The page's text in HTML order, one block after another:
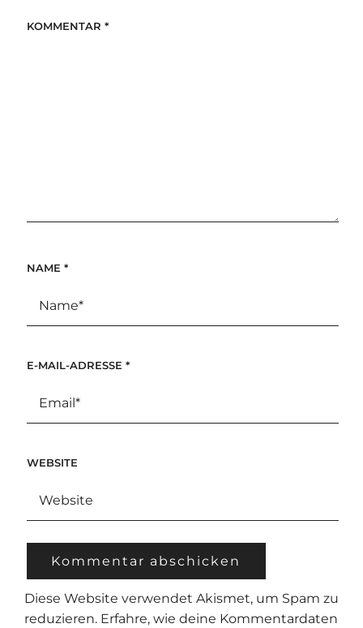
KOMMENTAR *
NAME *
E-MAIL-ADRESSE *
WEBSITE
Diese Website verwendet Akismet, um Spam zu
reduzieren. Erfahre, wie deine Kommentardaten